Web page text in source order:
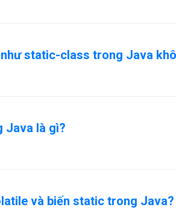
static-class trong Java
Java là gì?
và biến static trong Java?